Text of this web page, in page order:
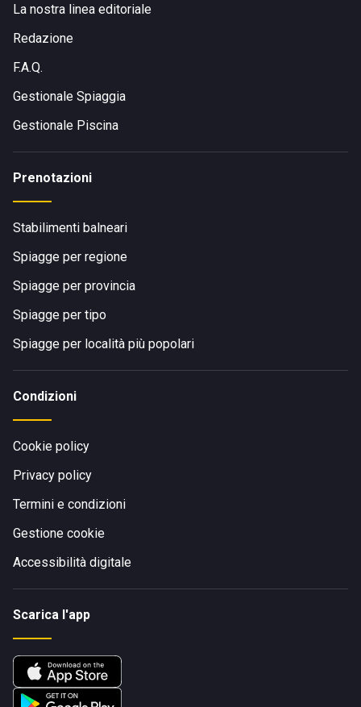
La nostra linea editoriale
Redazione
F.A.Q.
Gestionale Spiaggia
Gestionale Piscina
Prenotazioni
Stabilimenti balneari
Spiagge per regione
Spiagge per provincia
Spiagge per tipo
Spiagge per località più popolari
Condizioni
Cookie policy
Privacy policy
Termini e condizioni
Gestione cookie
Accessibilità digitale
Scarica l'app